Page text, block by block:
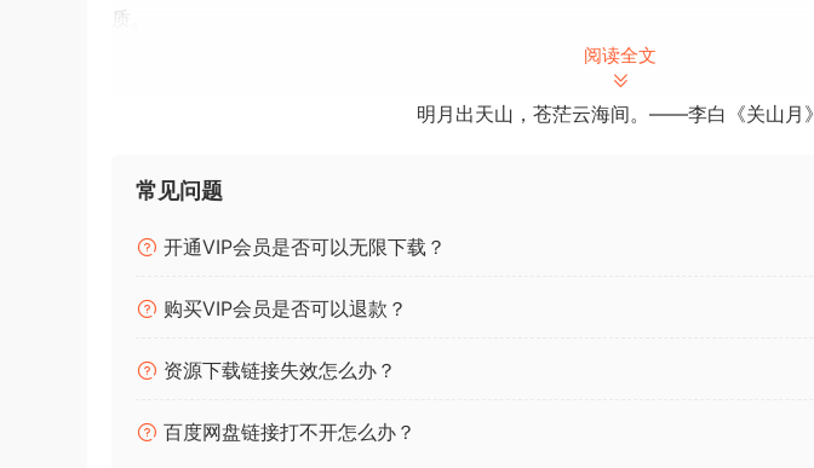
质。
Tone Empire Firechild
Tone Empire LAcreme
Tone Empire LVL01
Tone Empire Locnessv2
Tone Empire NeuralQv2
阅读全文
明月出天山，苍茫云海间。——李白《关山月》
常见问题
开通VIP会员是否可以无限下载？
购买VIP会员是否可以退款？
资源下载链接失效怎么办？
百度网盘链接打不开怎么办？